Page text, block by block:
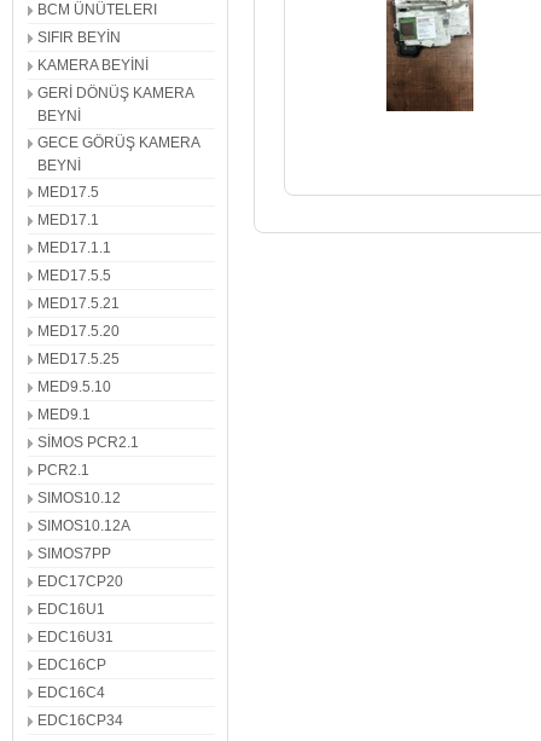
BCM ÜNÜTELERI
SIFIR BEYİN
KAMERA BEYİNİ
GERİ DÖNÜŞ KAMERA
BEYNİ
GECE GÖRÜŞ KAMERA
BEYNİ
MED17.5
MED17.1
MED17.1.1
MED17.5.5
MED17.5.21
MED17.5.20
MED17.5.25
MED9.5.10
MED9.1
SİMOS PCR2.1
PCR2.1
SIMOS10.12
SIMOS10.12A
SIMOS7PP
EDC17CP20
EDC16U1
EDC16U31
EDC16CP
EDC16C4
EDC16CP34